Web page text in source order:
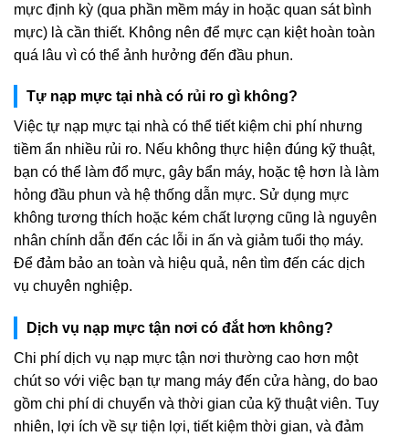
mực định kỳ (qua phần mềm máy in hoặc quan sát bình
mực) là cần thiết. Không nên để mực cạn kiệt hoàn toàn
quá lâu vì có thể ảnh hưởng đến đầu phun.
Tự nạp mực tại nhà có rủi ro gì không?
Việc tự nạp mực tại nhà có thể tiết kiệm chi phí nhưng
tiềm ẩn nhiều rủi ro. Nếu không thực hiện đúng kỹ thuật,
bạn có thể làm đổ mực, gây bẩn máy, hoặc tệ hơn là làm
hỏng đầu phun và hệ thống dẫn mực. Sử dụng mực
không tương thích hoặc kém chất lượng cũng là nguyên
nhân chính dẫn đến các lỗi in ấn và giảm tuổi thọ máy.
Để đảm bảo an toàn và hiệu quả, nên tìm đến các dịch
vụ chuyên nghiệp.
Dịch vụ nạp mực tận nơi có đắt hơn không?
Chi phí dịch vụ nạp mực tận nơi thường cao hơn một
chút so với việc bạn tự mang máy đến cửa hàng, do bao
gồm chi phí di chuyển và thời gian của kỹ thuật viên. Tuy
nhiên, lợi ích về sự tiện lợi, tiết kiệm thời gian, và đảm